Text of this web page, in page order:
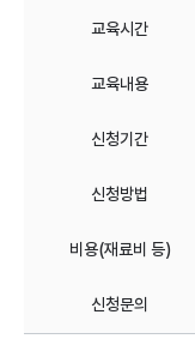
교육시간
교육내용
신청기간
신청방법
비용(재료비 등)
신청문의